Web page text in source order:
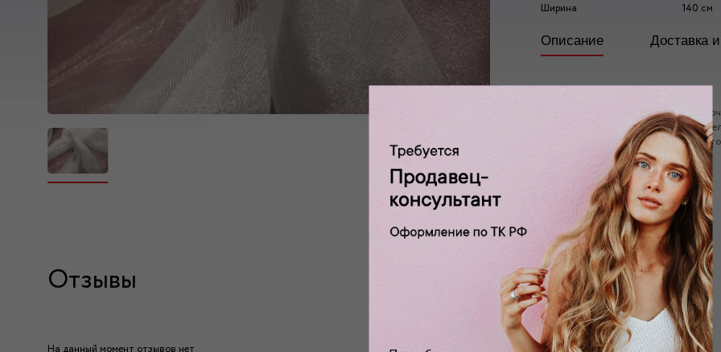
Ширина 140 см
Описание Доставка
Органза – это тонкая, прозрачная и
украшения интерьера, подарков и
приемлемой цене. Мы сотрудничаем
качество нашей продукции.
Отзывы